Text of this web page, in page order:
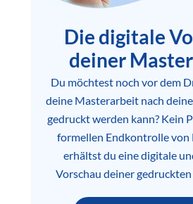
Die digitale
deiner
Du möchtest noch vor dem
deine Masterarbeit nach
gedruckt werden kann? Kein
formellen Endkontrolle von
erhältst du eine digitale
Vorschau deiner